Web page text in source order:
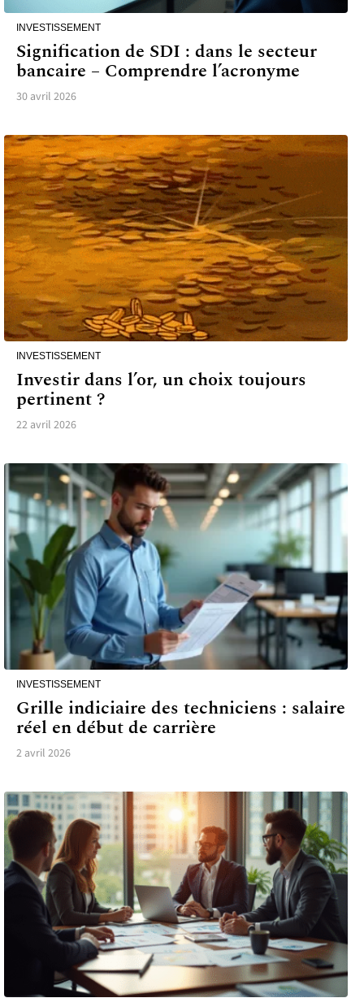
INVESTISSEMENT
Signification de SDI : dans le secteur
bancaire – Comprendre l’acronyme
30 avril 2026
INVESTISSEMENT
Investir dans l’or, un choix toujours
pertinent ?
22 avril 2026
INVESTISSEMENT
Grille indiciaire des techniciens : salaire
réel en début de carrière
2 avril 2026